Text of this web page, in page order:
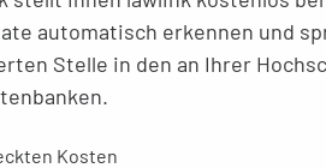
automatisch erkennen und
Stelle in den an Ihrer
Kosten